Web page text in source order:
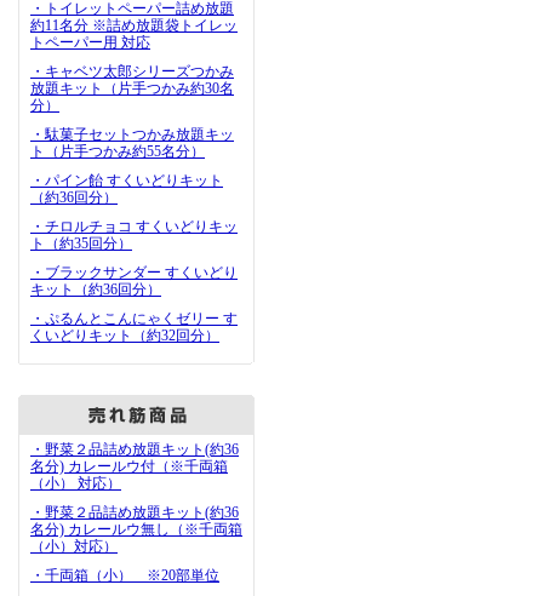
・トイレットペーパー詰め放題
約11名分 ※詰め放題袋トイレッ
トペーパー用 対応
・キャベツ太郎シリーズつかみ
放題キット（片手つかみ約30名
分）
・駄菓子セットつかみ放題キッ
ト（片手つかみ約55名分）
・パイン飴 すくいどりキット
（約36回分）
・チロルチョコ すくいどりキッ
ト（約35回分）
・ブラックサンダー すくいどり
キット（約36回分）
・ぷるんとこんにゃくゼリー す
くいどりキット（約32回分）
・野菜２品詰め放題キット(約36
名分) カレールウ付（※千両箱
（小） 対応）
・野菜２品詰め放題キット(約36
名分) カレールウ無し（※千両箱
（小）対応）
・千両箱（小） ※20部単位